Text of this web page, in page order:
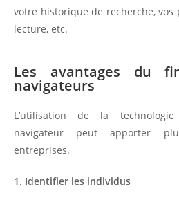
votre historique de recherche, vos
lecture, etc.
Les avantages du
navigateurs
L’utilisation de la
navigateur peut apporter
entreprises.
1. Identifier les individus